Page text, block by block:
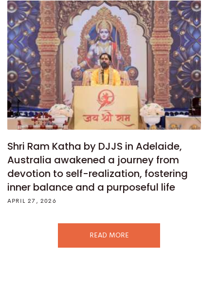
Shri Ram Katha by DJJS in Adelaide,
Australia awakened a journey from
devotion to self-realization, fostering
inner balance and a purposeful life
APRIL 27, 2026
READ MORE